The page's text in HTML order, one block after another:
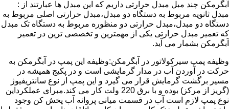
آبگرمکن چند مبل مبدل حرارتی داریم که این مبدل ها عبارتند از :
مبدل ثانویه مربوط به دستگاه دو مبدل،مبدل حرارتی اصلی مربوط به
دستگاه دو مبدل،مبدل حرارتی دو منظوره مربوط به دستگاه تک مبدل
که تعمیر مبدل حرارتی یکی از مهمترین و تخصصی ترین در تعمیر
آبگرمکن بشمار می آید.
وظیفه پمپ سیرکولاتور در آبگرمکن:وظیفه این پمپ در آبگرمکن به
حرکت در آوردن آب در مدار گرمایشی است و در پکیج همیشه در
مسیر برگشت گرمایش قرار می گیرد و این پمپ از نوع سانتریفیوژ
(گریز از مرکز) بوده و با برق 220 ولت کار می کند.مبرای عملکرداین
نوع پمپ لازم است آب در قسمت میانی پروانه آب پخش کن وجود